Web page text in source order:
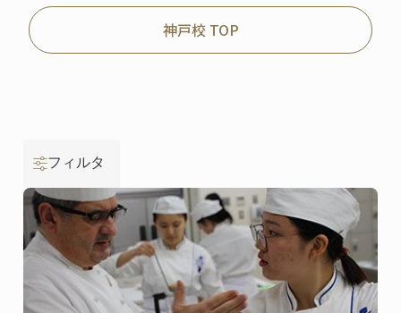
神戸校 TOP
フィルタ